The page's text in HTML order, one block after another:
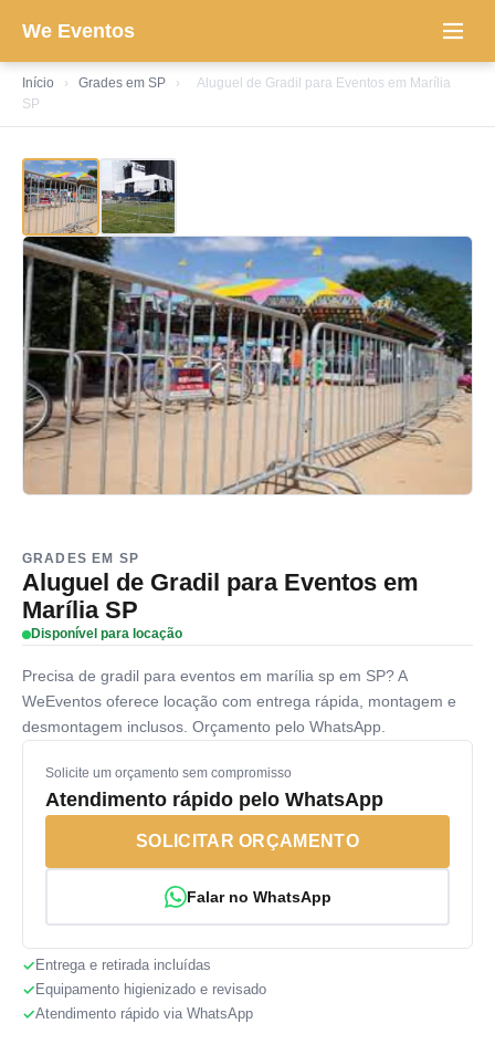
We Eventos
Início › Grades em SP ›
Aluguel de Gradil para Eventos em Marília
SP
GRADES EM SP
Aluguel de Gradil para Eventos em
Marília SP
Disponível para locação
Precisa de gradil para eventos em marília sp em SP? A
WeEventos oferece locação com entrega rápida, montagem e
desmontagem inclusos. Orçamento pelo WhatsApp.
Solicite um orçamento sem compromisso
Atendimento rápido pelo WhatsApp
SOLICITAR ORÇAMENTO
Falar no WhatsApp
Entrega e retirada incluídas
Equipamento higienizado e revisado
Atendimento rápido via WhatsApp